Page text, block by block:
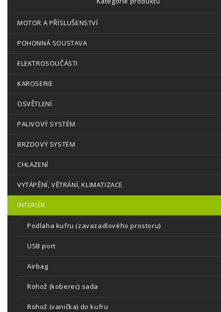
MOTOR A PŘÍSLUŠENSTVÍ
POHONNÁ SOUSTAVA
ELEKTROSOUČÁSTI
KAROSERIE
OSVĚTLENÍ
PALIVOVÝ SYSTÉM
BRZDOVÝ SYSTÉM
CHLAZENÍ
VYTÁPĚNÍ, VĚTRÁNÍ, KLIMATIZACE
INTERIÉR
Podlaha kufru (zavazadlového prostoru)
USB port
Airbag
Rohož (koberec) sada
Rohož (vanička) do kufru